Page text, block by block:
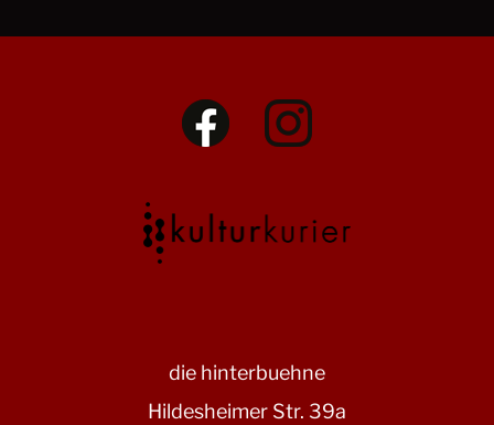
die hinterbuehne
Hildesheimer Str. 39a